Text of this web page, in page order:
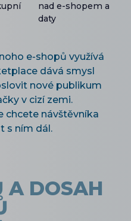
nad e-shopem a
daty
e-shopů využívá
dává smysl
nové publikum
v cizí zemi.
chcete návštěvníka
s ním dál.
A DOSAH